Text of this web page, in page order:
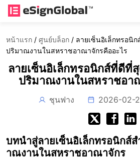
หน้าแรก / ศูนย์บล็อก / ลายเซ็นอิเล็กทรอนิ
ปริมาณงานในสหราชอาณาจักรคืออะไร
ลายเซ็นอิเล็กทรอนิกส์ที่ดีที่
ปริมาณงานในสหราชอา
ชุนฟาง 2026-02-
บทนำสู่ลายเซ็นอิเล็กทรอนิกส์
าณงานในสหราชอาณาจักร